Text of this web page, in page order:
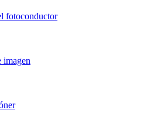
fotoconductor
imagen